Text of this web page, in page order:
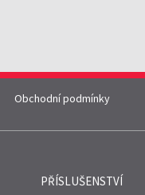
Obchodní podmínky
PŘÍSLUŠENSTVÍ